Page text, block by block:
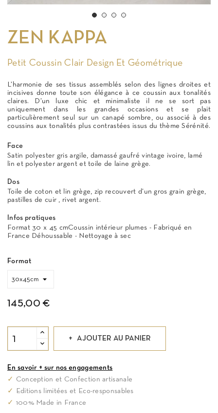
ZEN KAPPA
Petit Coussin Clair Design Et Géométrique
L’harmonie de ses tissus assemblés selon des lignes droites et
incisives donne toute son élégance à ce coussin aux tonalités
claires. D’un luxe chic et minimaliste il ne se sort pas
uniquement dans les grandes occasions et se plait
particulièrement seul sur un canapé sombre, ou associé à des
coussins aux tonalités plus contrastées issus du thème Sérénité.
Face
Satin polyester gris argile, damassé gaufré vintage ivoire, lamé
lin et polyester argent et toile de laine grège.
Dos
Toile de coton et lin grège, zip recouvert d’un gros grain grège,
pastilles de cuir , rivet argent.
Infos pratiques
Format 30 x 45 cmCoussin intérieur plumes - Fabriqué en
France Déhoussable - Nettoyage à sec
Format
145,00 €
AJOUTER AU PANIER
En savoir + sur nos engagements
✓
Conception et Confection artisanale
✓
Editions limitées et Eco-responsables
✓ 100% Made in France